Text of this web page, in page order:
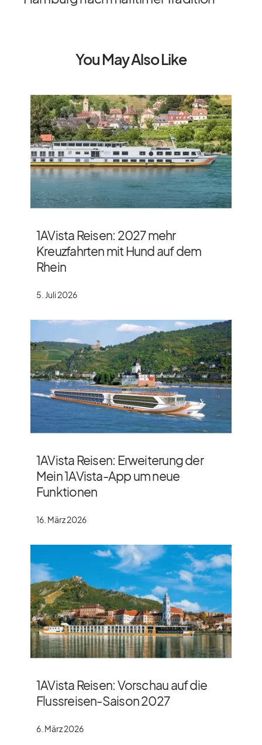
You May Also Like
1AVista Reisen: 2027 mehr
Kreuzfahrten mit Hund auf dem
Rhein
5. Juli 2026
1AVista Reisen: Erweiterung der
Mein 1AVista-App um neue
Funktionen
16. März 2026
1AVista Reisen: Vorschau auf die
Flussreisen-Saison 2027
6. März 2026